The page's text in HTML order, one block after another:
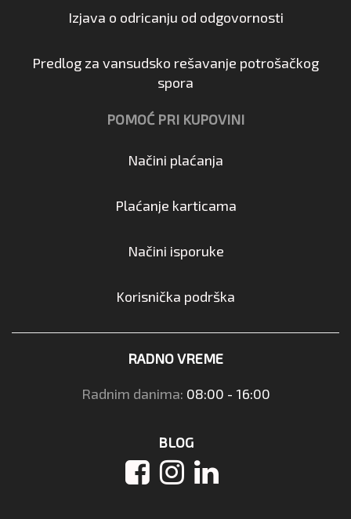
Izjava o odricanju od odgovornosti
Predlog za vansudsko rešavanje potrošačkog
spora
POMOĆ PRI KUPOVINI
Načini plaćanja
Plaćanje karticama
Načini isporuke
Korisnička podrška
RADNO VREME
Radnim danima: 08:00 - 16:00
BLOG